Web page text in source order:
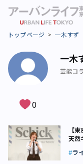
トップページ 一木すず
一木
芸能コ
0
【
天然
ラ